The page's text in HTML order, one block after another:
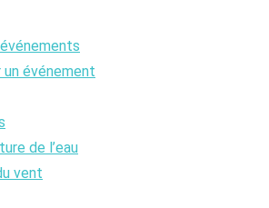
un événement
de l’eau
vent